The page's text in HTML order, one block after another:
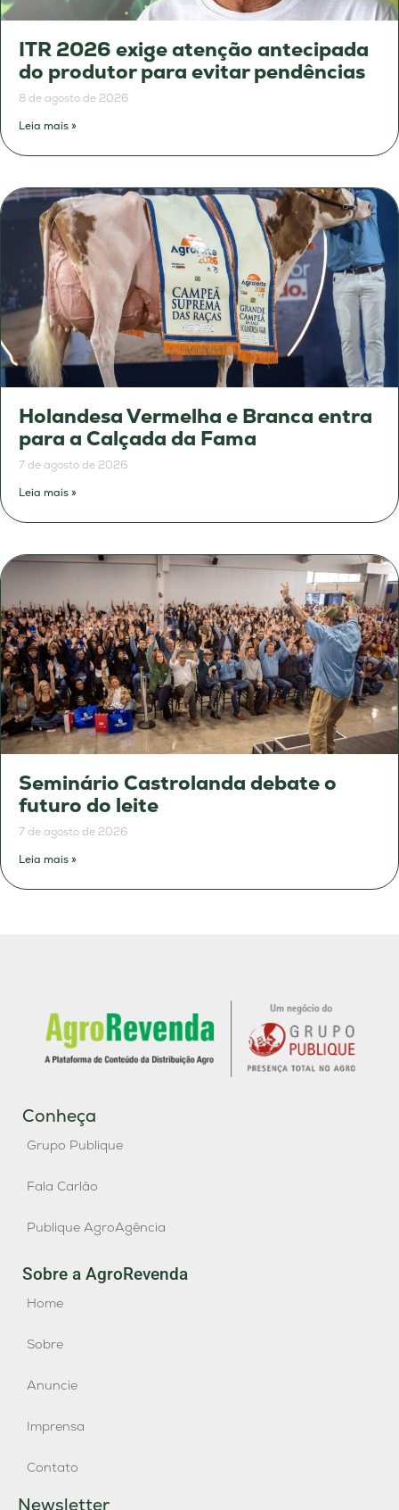
ITR 2026 exige atenção antecipada
do produtor para evitar pendências
8 de agosto de 2026
Leia mais »
Holandesa Vermelha e Branca entra
para a Calçada da Fama
7 de agosto de 2026
Leia mais »
Seminário Castrolanda debate o
futuro do leite
7 de agosto de 2026
Leia mais »
Conheça
Grupo Publique
Fala Carlão
Publique AgroAgência
Sobre a AgroRevenda
Home
Sobre
Anuncie
Imprensa
Contato
Newsletter